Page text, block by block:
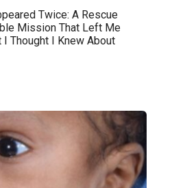
Twice: A Rescue
Mission That Left Me
I Thought I Knew About